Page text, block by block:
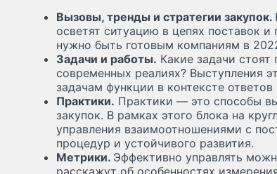
Вызовы, тренды и стратегии закупок.
осветят ситуацию в цепях поставок
нужно быть готовым компаниям в
Задачи и работы. Какие задачи стоят
современных реалиях? Выступления
задачам функции в контексте
Практики. Практики — это способы
закупок. В рамках этого блока на
управления взаимоотношениями с
процедур и устойчивого развития.
Метрики. Эффективно управлять